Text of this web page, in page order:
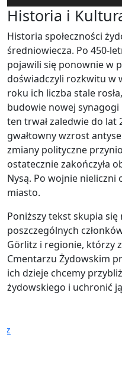
Historia i
Historia społeczności
średniowiecza. Po 450-
pojawili się ponownie w
doświadczyli rozkwitu w
roku ich liczba stale
budowie nowej synagogi
ten trwał zaledwie do lat
gwałtowny wzrost
zmiany polityczne
ostatecznie zakończyła
Nysą. Po wojnie
miasto.
Poniższy tekst skupia
poszczególnych
Görlitz i regionie, którzy
Cmentarzu Żydowskim
ich dzieje chcemy
żydowskiego i uchronić